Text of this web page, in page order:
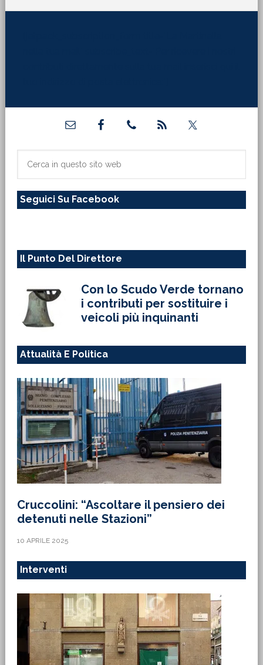
primaria
sito
Seguici Su Facebook
Il Punto Del Direttore
Con lo Scudo Verde tornano
i contributi per sostituire i
veicoli più inquinanti
Attualità E Politica
Cruccolini: “Ascoltare il pensiero dei
detenuti nelle Stazioni”
10 APRILE 2025
Interventi